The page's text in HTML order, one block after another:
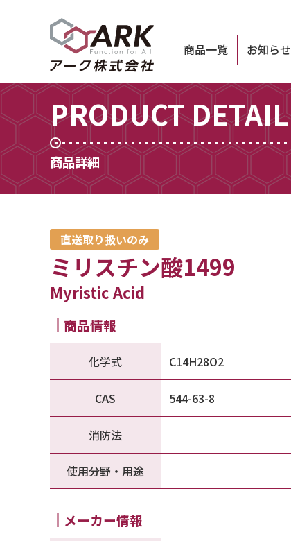
商品一覧 お知らせ
PRODUCT DETAIL
商品詳細
直送取り扱いのみ
ミリスチン酸1499
Myristic Acid
商品情報
化学式 C14H28O2
CAS 544-63-8
消防法
使用分野・用途
メーカー情報